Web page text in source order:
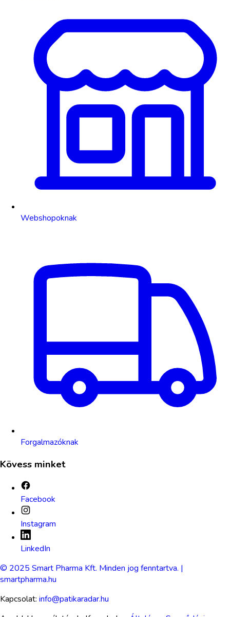
Webshopoknak
Forgalmazóknak
Kövess minket
Facebook
Instagram
LinkedIn
© 2025 Smart Pharma Kft. Minden jog fenntartva. |
smartpharma.hu
Kapcsolat: info@patikaradar.hu